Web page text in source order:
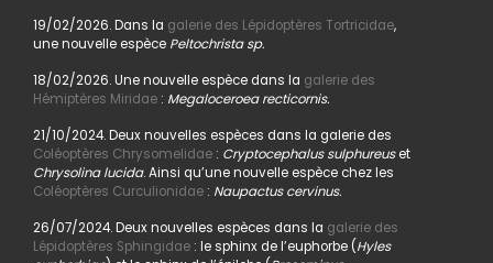
19/02/2026. Dans la galerie des Lépidoptères Tortricidae,
une nouvelle espèce Peltochrista sp.
18/02/2026. Une nouvelle espèce dans la galerie des
Hémiptères Miridae: Megaloceroea recticornis.
21/10/2024. Deux nouvelles espèces dans la galerie des
Coléoptères Chrysomelidae: Cryptocephalus sulphureuset
Chrysolina lucida. Ainsi qu’une nouvelle espèce chez les
Coléoptères Curculionidae : Naupactus cervinus.
26/07/2024. Deux nouvelles espèces dans la galerie des
Lépidoptères Sphingidae: le sphinx de l’euphorbe (Hyles